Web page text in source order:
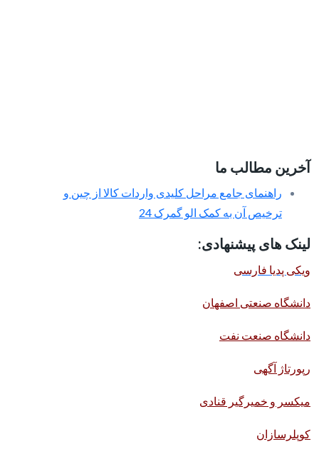
آخرین مطالب ما
راهنمای جامع مراحل کلیدی واردات کالا از چین و
ترخیص آن به کمک الو گمرک 24
لینک های پیشنهادی:
ویکی پدیا فارسی
دانشگاه صنعتی اصفهان
دانشگاه صنعت نفت
رپورتاژ آگهی
میکسر و خمیرگیر قنادی
کوپلرسازان